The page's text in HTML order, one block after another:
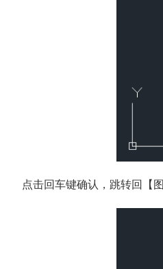
点击回车键确认，跳转回【